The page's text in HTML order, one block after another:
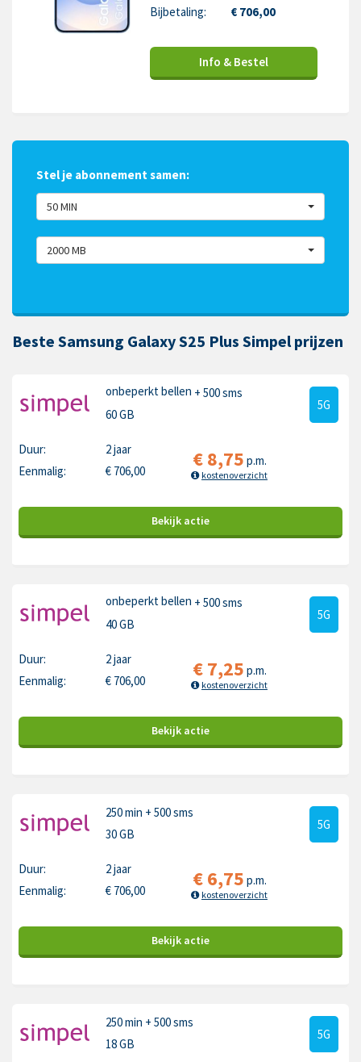
Bijbetaling:
€ 706,00
Info & Bestel
Stel je abonnement samen:
50 MIN
2000 MB
Beste Samsung Galaxy S25 Plus Simpel prijzen
onbeperkt bellen + 500 sms
60 GB
5G
Duur:
2 jaar
Eenmalig:
€ 706,00 €8,75 p.m.
kostenoverzicht
Bekijk actie
onbeperkt bellen + 500 sms
40 GB
5G
Duur:
2 jaar
Eenmalig:
€ 706,00 €7,25 p.m.
kostenoverzicht
Bekijk actie
250 min + 500 sms
30 GB
5G
Duur:
2 jaar
Eenmalig:
€ 706,00 €6,75 p.m.
kostenoverzicht
Bekijk actie
250 min + 500 sms
18 GB
5G